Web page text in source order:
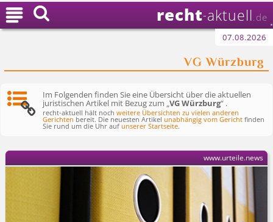
recht-aktuell .de
07.08.2026
VG Würzburg

Im Folgenden finden Sie eine Übersicht über die aktuellen
juristischen Artikel mit Bezug zum „VG Würzburg“ .
recht-aktuell hält nochweitere Übersichten zu vielen anderen
Gerichten bereit. Die neuesten Artikelunabhängig vom Gericht finden
Sie rund um die Uhr aufunserer Startseite.
www.urteile.news